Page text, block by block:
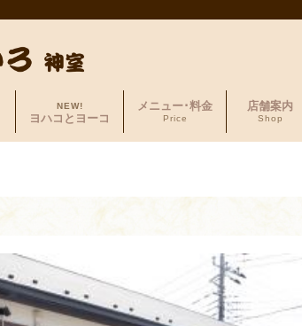
NEW!
ヨハコとヨーコ
メニュー･料金
Price
店舗案内
Shop